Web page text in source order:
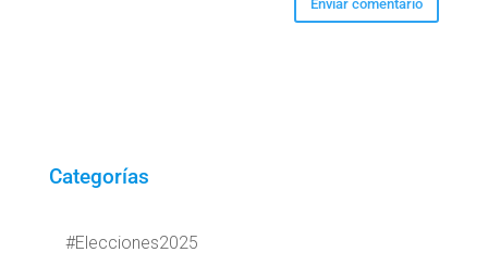
Categorías
#Elecciones2025